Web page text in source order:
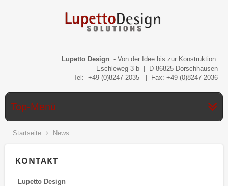
Lupetto Design - Von der Idee bis zur Konstruktion
Eschleweg 3 b | D-86825 Dorschhausen
Tel: +49 (0)8247-2035 | Fax: +49 (0)8247-2036
Top-Menü
Startseite News
KONTAKT
Lupetto Design